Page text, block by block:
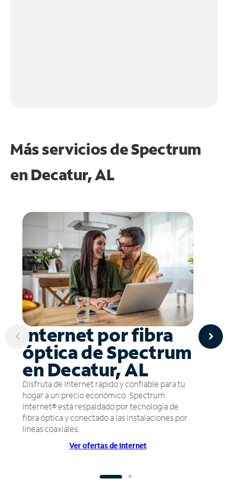
Más servicios de Spectrum
en Decatur, AL
Internet por fibra
óptica de Spectrum
en Decatur, AL
Disfruta de Internet rápido y confiable para tu
hogar a un precio económico. Spectrum
Internet® está respaldado por tecnología de
fibra óptica y conectado a las instalaciones por
líneas coaxiales.
Ver ofertas de Internet